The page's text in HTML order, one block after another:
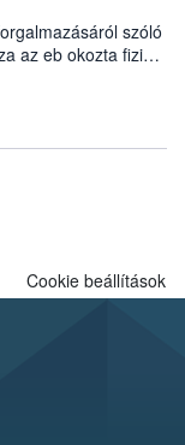
szóló
az eb okozta fizikai
felmerülő
tartását és annak
jártas szakértőt.
Cookie beállítások